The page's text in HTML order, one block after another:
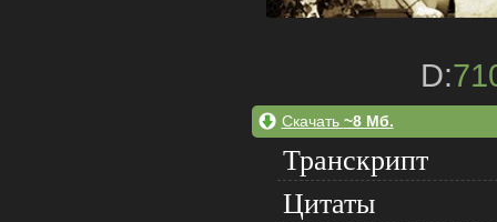
D:
Скачать ~8 Мб.
Транскрипт
Цитаты